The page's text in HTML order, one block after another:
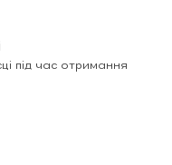
під час отримання